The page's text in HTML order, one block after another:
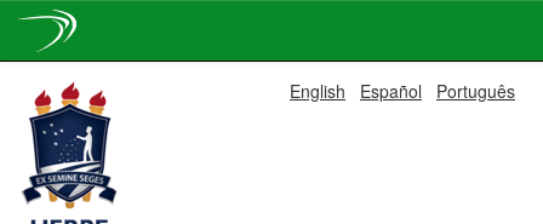
navigation
English Español Português